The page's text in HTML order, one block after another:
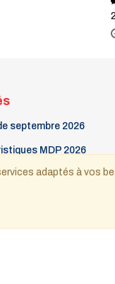
septembre 2026
MDP 2026
juin 2026adaptés à vos